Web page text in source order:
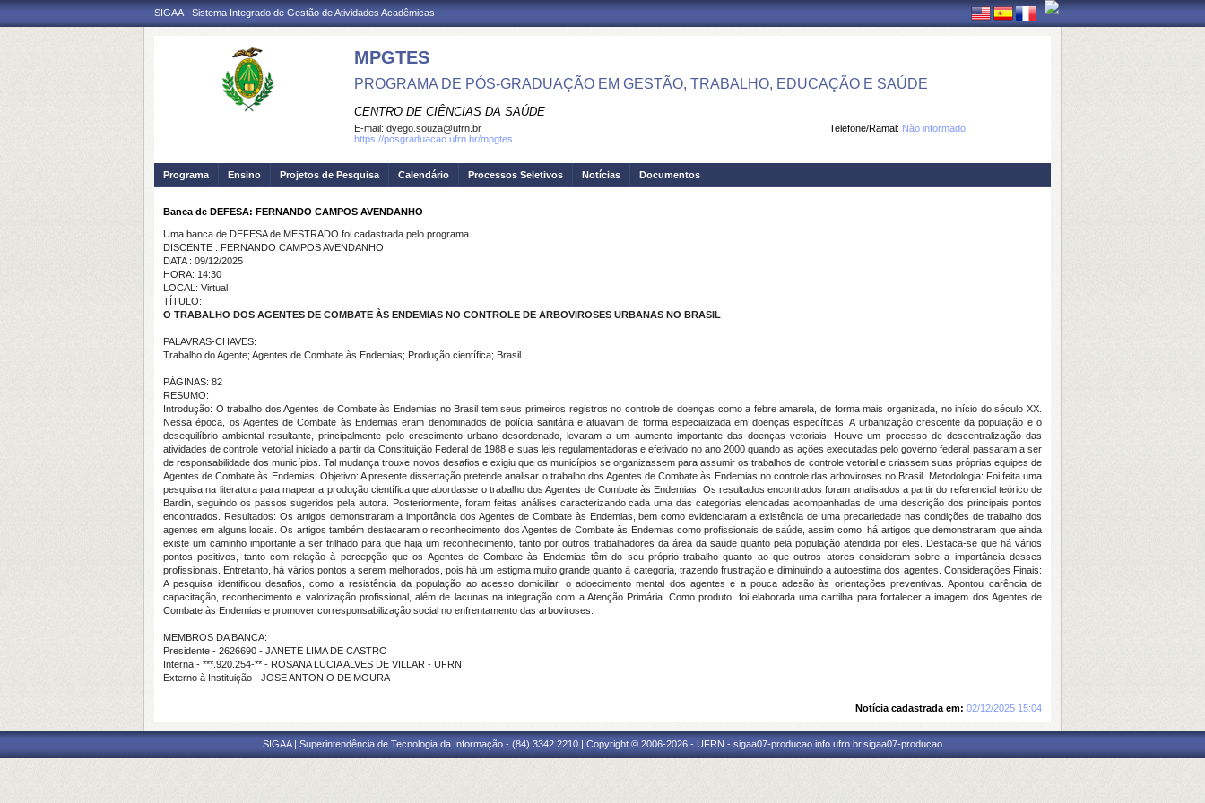
SIGAA - Sistema Integrado de Gestão de Atividades Acadêmicas
MPGTES
PROGRAMA DE PÓS-GRADUAÇÃO EM GESTÃO, TRABALHO, EDUCAÇÃO E SAÚDE
CENTRO DE CIÊNCIAS DA SAÚDE
Telefone/Ramal: Não informado
E-mail: dyego.souza@ufrn.br
https://posgraduacao.ufrn.br/mpgtes
Programa Ensino Projetos de Pesquisa Calendário Processos Seletivos Notícias Documentos
Banca de DEFESA: FERNANDO CAMPOS AVENDANHO
Uma banca de DEFESA de MESTRADO foi cadastrada pelo programa.
DISCENTE : FERNANDO CAMPOS AVENDANHO
DATA : 09/12/2025
HORA: 14:30
LOCAL: Virtual
TÍTULO:
O TRABALHO DOS AGENTES DE COMBATE ÀS ENDEMIAS NO CONTROLE DE ARBOVIROSES URBANAS NO BRASIL
PALAVRAS-CHAVES:
Trabalho do Agente; Agentes de Combate às Endemias; Produção científica; Brasil.
PÁGINAS: 82
RESUMO:
Introdução: O trabalho dos Agentes de Combate às Endemias no Brasil tem seus primeiros registros no controle de doenças como a febre amarela, de forma mais organizada, no início do século XX.
Nessa época, os Agentes de Combate às Endemias eram denominados de polícia sanitária e atuavam de forma especializada em doenças específicas. A urbanização crescente da população e o
desequilíbrio ambiental resultante, principalmente pelo crescimento urbano desordenado, levaram a um aumento importante das doenças vetoriais. Houve um processo de descentralização das
atividades de controle vetorial iniciado a partir da Constituição Federal de 1988 e suas leis regulamentadoras e efetivado no ano 2000 quando as ações executadas pelo governo federal passaram a ser
de responsabilidade dos municípios. Tal mudança trouxe novos desafios e exigiu que os municípios se organizassem para assumir os trabalhos de controle vetorial e criassem suas próprias equipes de
Agentes de Combate às Endemias. Objetivo: A presente dissertação pretende analisar o trabalho dos Agentes de Combate às Endemias no controle das arboviroses no Brasil. Metodologia: Foi feita uma
pesquisa na literatura para mapear a produção científica que abordasse o trabalho dos Agentes de Combate às Endemias. Os resultados encontrados foram analisados a partir do referencial teórico de
Bardin, seguindo os passos sugeridos pela autora. Posteriormente, foram feitas análises caracterizando cada uma das categorias elencadas acompanhadas de uma descrição dos principais pontos
encontrados. Resultados: Os artigos demonstraram a importância dos Agentes de Combate às Endemias, bem como evidenciaram a existência de uma precariedade nas condições de trabalho dos
agentes em alguns locais. Os artigos também destacaram o reconhecimento dos Agentes de Combate às Endemias como profissionais de saúde, assim como, há artigos que demonstraram que ainda
existe um caminho importante a ser trilhado para que haja um reconhecimento, tanto por outros trabalhadores da área da saúde quanto pela população atendida por eles. Destaca-se que há vários
pontos positivos, tanto com relação à percepção que os Agentes de Combate às Endemias têm do seu próprio trabalho quanto ao que outros atores consideram sobre a importância desses
profissionais. Entretanto, há vários pontos a serem melhorados, pois há um estigma muito grande quanto à categoria, trazendo frustração e diminuindo a autoestima dos agentes. Considerações Finais:
A pesquisa identificou desafios, como a resistência da população ao acesso domiciliar, o adoecimento mental dos agentes e a pouca adesão às orientações preventivas. Apontou carência de
capacitação, reconhecimento e valorização profissional, além de lacunas na integração com a Atenção Primária. Como produto, foi elaborada uma cartilha para fortalecer a imagem dos Agentes de
Combate às Endemias e promover corresponsabilização social no enfrentamento das arboviroses.
MEMBROS DA BANCA:
Presidente - 2626690 - JANETE LIMA DE CASTRO
Interna - ***.920.254-** - ROSANA LUCIA ALVES DE VILLAR - UFRN
Externo à Instituição - JOSE ANTONIO DE MOURA
Notícia cadastrada em: 02/12/2025 15:04
SIGAA | Superintendência de Tecnologia da Informação - (84) 3342 2210 | Copyright © 2006-2026 - UFRN - sigaa07-producao.info.ufrn.br.sigaa07-producao